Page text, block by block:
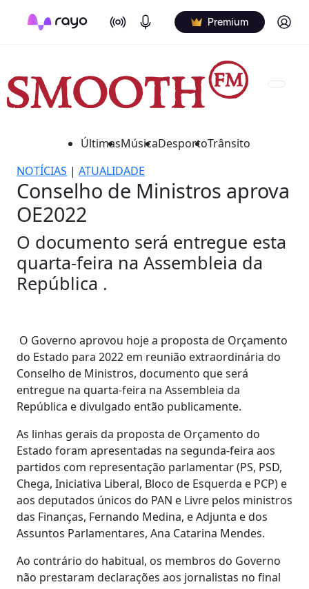
On Air Podcasts Premium Log in
ÚltimasMúsicaDesportoTrânsito
NOTÍCIAS | ATUALIDADE
Conselho de Ministros aprova
OE2022
O documento será entregue esta
quarta-feira na Assembleia da
República .
O Governo aprovou hoje a proposta de Orçamento
do Estado para 2022 em reunião extraordinária do
Conselho de Ministros, documento que será
entregue na quarta-feira na Assembleia da
República e divulgado então publicamente.
As linhas gerais da proposta de Orçamento do
Estado foram apresentadas na segunda-feira aos
partidos com representação parlamentar (PS, PSD,
Chega, Iniciativa Liberal, Bloco de Esquerda e PCP) e
aos deputados únicos do PAN e Livre pelos ministros
das Finanças, Fernando Medina, e Adjunta e dos
Assuntos Parlamentares, Ana Catarina Mendes.
Ao contrário do habitual, os membros do Governo
não prestaram declarações aos jornalistas no final